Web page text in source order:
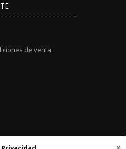
de venta